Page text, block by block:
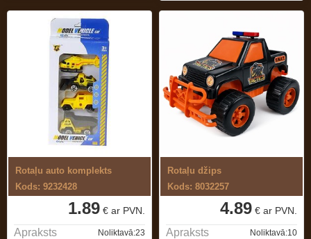
Rotaļu auto komplekts
Kods: 9232428
1.89 € ar PVN.
Apraksts Noliktavā:23
Rotaļu džips
Kods: 8032257
4.89 € ar PVN.
Apraksts Noliktavā:10